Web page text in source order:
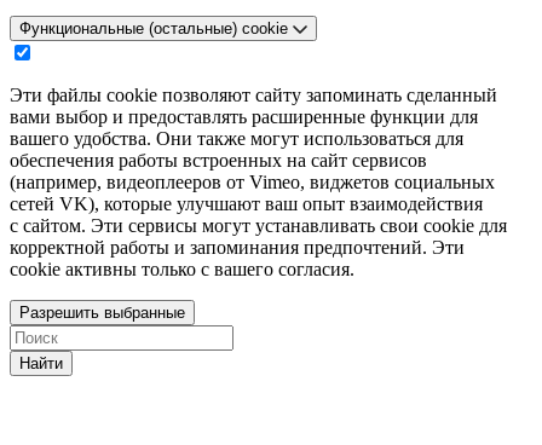
Функциональные (остальные) cookie
Эти файлы cookie позволяют сайту запоминать сделанный
вами выбор и предоставлять расширенные функции для
вашего удобства. Они также могут использоваться для
обеспечения работы встроенных на сайт сервисов
(например, видеоплееров от Vimeo, виджетов социальных
сетей VK), которые улучшают ваш опыт взаимодействия
с сайтом. Эти сервисы могут устанавливать свои cookie для
корректной работы и запоминания предпочтений. Эти
cookie активны только с вашего согласия.
Разрешить выбранные
Найти